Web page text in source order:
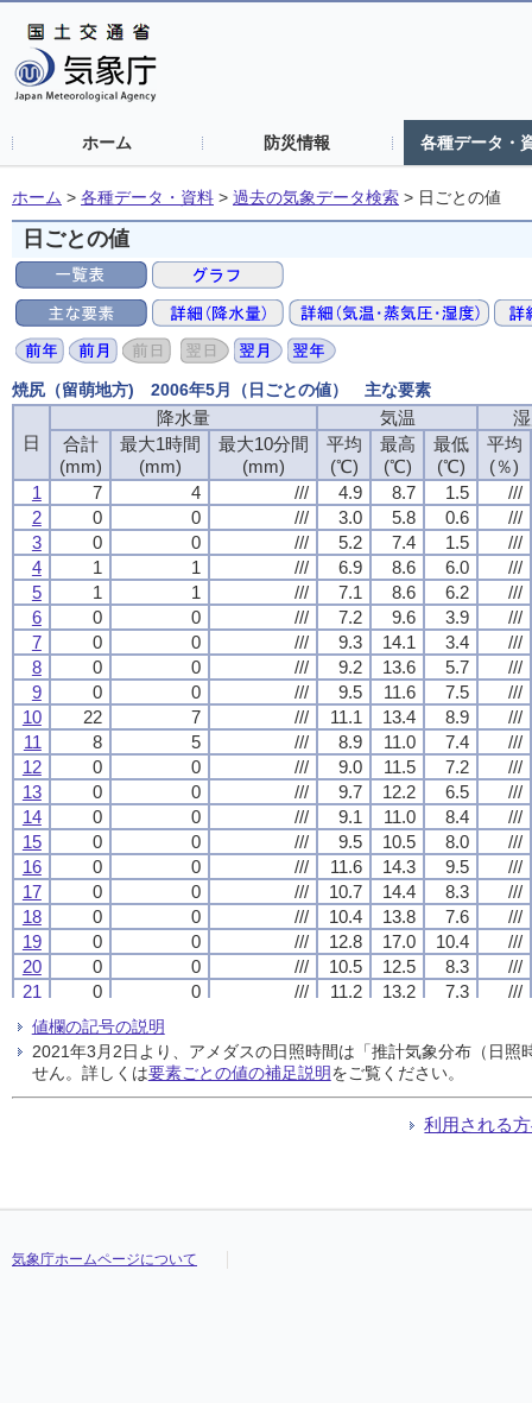
ホーム 防災情報 各種データ・
ホーム > 各種データ・資料 > 過去の気象データ検索 > 日ごとの値
日ごとの値
焼尻（留萌地方) 2006年5月（日ごとの値） 主な要素
日
降水量 気温
合計
(mm)
最大1時間
(mm)
最大10分間
(mm)
平均
(℃)
最高
(℃)
最低
(℃)
平均
(％)
1
7 4 /// 4.9 8.7 1.5
///
2
0 0 /// 3.0 5.8 0.6
///
3
0 0 /// 5.2 7.4 1.5
///
4
1 1 /// 6.9 8.6 6.0
///
5
1 1 /// 7.1 8.6 6.2
///
6
0 0 /// 7.2 9.6 3.9
///
7
0 0 /// 9.3 14.1 3.4
///
8
0 0 /// 9.2 13.6 5.7
///
9
0 0 /// 9.5 11.6 7.5
///
10
22 7 /// 11.1 13.4 8.9
///
11
8 5 /// 8.9 11.0 7.4
///
12
0 0 /// 9.0 11.5 7.2
///
13
0 0 /// 9.7 12.2 6.5
///
14
0 0 /// 9.1 11.0 8.4
///
15
0 0 /// 9.5 10.5 8.0
///
16
0 0 /// 11.6 14.3 9.5
///
17
0 0 /// 10.7 14.4 8.3
///
18
0 0 /// 10.4 13.8 7.6
///
19
0 0 /// 12.8 17.0 10.4
///
20
0 0 /// 10.5 12.5 8.3
///
21
0 0 /// 11.2 13.2 7.3
///
22
10
23
3 2 /// 9.3 11.8 6.6
///
24
0 0 /// 7.8 11.1 5.3
///
9.0
///
30
5 2 /// 12.0 15.0 8.6
///
日
降水量 気温
合計
(mm)
最大1時間
(mm)
最大10分間
(mm)
平均
(℃)
最高
(℃)
最低
(℃)
平均
(％)
1
7 4 /// 4.9 8.7 1.5
///
2
0 0 /// 3.0 5.8 0.6
///
3
0 0 /// 5.2 7.4 1.5
///
4
1 1 /// 6.9 8.6 6.0
///
5
1 1 /// 7.1 8.6 6.2
///
6
0 0 /// 7.2 9.6 3.9
///
7
0 0 /// 9.3 14.1 3.4
///
8
0 0 /// 9.2 13.6 5.7
///
9
0 0 /// 9.5 11.6 7.5
///
10
22 7 /// 11.1 13.4 8.9
///
11
8 5 /// 8.9 11.0 7.4
///
12
0 0 /// 9.0 11.5 7.2
///
13
0 0 /// 9.7 12.2 6.5
///
14
0 0 /// 9.1 11.0 8.4
///
15
0 0 /// 9.5 10.5 8.0
///
16
0 0 /// 11.6 14.3 9.5
///
17
0 0 /// 10.7 14.4 8.3
///
18
0 0 /// 10.4 13.8 7.6
///
19
0 0 /// 12.8 17.0 10.4
///
20
0 0 /// 10.5 12.5 8.3
///
21
0 0 /// 11.2 13.2 7.3
///
22
10
23
3 2 /// 9.3 11.8 6.6
///
24
0 0 /// 7.8 11.1 5.3
///
9.0
///
30
5 2 /// 12.0 15.0 8.6
///
日
降水量 気温
合計
(mm)
最大1時間
(mm)
最大10分間
(mm)
平均
(℃)
最高
(℃)
最低
(℃)
平均
(％)
1
7 4 /// 4.9 8.7 1.5
///
2
0 0 /// 3.0 5.8 0.6
///
3
0 0 /// 5.2 7.4 1.5
///
4
1 1 /// 6.9 8.6 6.0
///
5
1 1 /// 7.1 8.6 6.2
///
6
0 0 /// 7.2 9.6 3.9
///
7
0 0 /// 9.3 14.1 3.4
///
8
0 0 /// 9.2 13.6 5.7
///
9
0 0 /// 9.5 11.6 7.5
///
10
22 7 /// 11.1 13.4 8.9
///
11
8 5 /// 8.9 11.0 7.4
///
12
0 0 /// 9.0 11.5 7.2
///
13
0 0 /// 9.7 12.2 6.5
///
14
0 0 /// 9.1 11.0 8.4
///
15
0 0 /// 9.5 10.5 8.0
///
16
0 0 /// 11.6 14.3 9.5
///
17
0 0 /// 10.7 14.4 8.3
///
18
0 0 /// 10.4 13.8 7.6
///
19
0 0 /// 12.8 17.0 10.4
///
20
0 0 /// 10.5 12.5 8.3
///
21
0 0 /// 11.2 13.2 7.3
///
22
10
23
3 2 /// 9.3 11.8 6.6
///
24
0 0 /// 7.8 11.1 5.3
///
9.0
///
30
5 2 /// 12.0 15.0 8.6
///
日
降水量 気温
合計
(mm)
最大1時間
(mm)
最大10分間
(mm)
平均
(℃)
最高
(℃)
最低
(℃)
平均
(％)
1
7 4 /// 4.9 8.7 1.5
///
2
0 0 /// 3.0 5.8 0.6
///
3
0 0 /// 5.2 7.4 1.5
///
4
1 1 /// 6.9 8.6 6.0
///
5
1 1 /// 7.1 8.6 6.2
///
6
0 0 /// 7.2 9.6 3.9
///
7
0 0 /// 9.3 14.1 3.4
///
8
0 0 /// 9.2 13.6 5.7
///
9
0 0 /// 9.5 11.6 7.5
///
10
22 7 /// 11.1 13.4 8.9
///
11
8 5 /// 8.9 11.0 7.4
///
12
0 0 /// 9.0 11.5 7.2
///
13
0 0 /// 9.7 12.2 6.5
///
14
0 0 /// 9.1 11.0 8.4
///
15
0 0 /// 9.5 10.5 8.0
///
16
0 0 /// 11.6 14.3 9.5
///
17
0 0 /// 10.7 14.4 8.3
///
18
0 0 /// 10.4 13.8 7.6
///
19
0 0 /// 12.8 17.0 10.4
///
20
0 0 /// 10.5 12.5 8.3
///
21
0 0 /// 11.2 13.2 7.3
///
22
10
23
3 2 /// 9.3 11.8 6.6
///
24
0 0 /// 7.8 11.1 5.3
///
9.0
///
30
5 2 /// 12.0 15.0 8.6
///
値欄の記号の説明
2021年3月2日より、アメダスの日照時間は「推計気象分布（日
せん。詳しくは要素ごとの値の補足説明をご覧ください。
利用される
気象庁ホームページについて